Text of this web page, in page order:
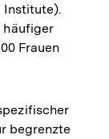
Institute).
häufiger
Frauen
begrenzte